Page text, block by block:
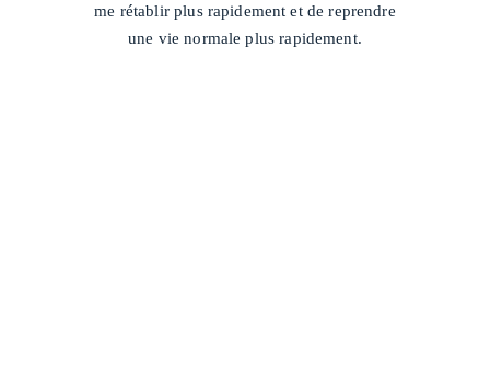
me rétablir plus rapidement et de reprendre
une vie normale plus rapidement.